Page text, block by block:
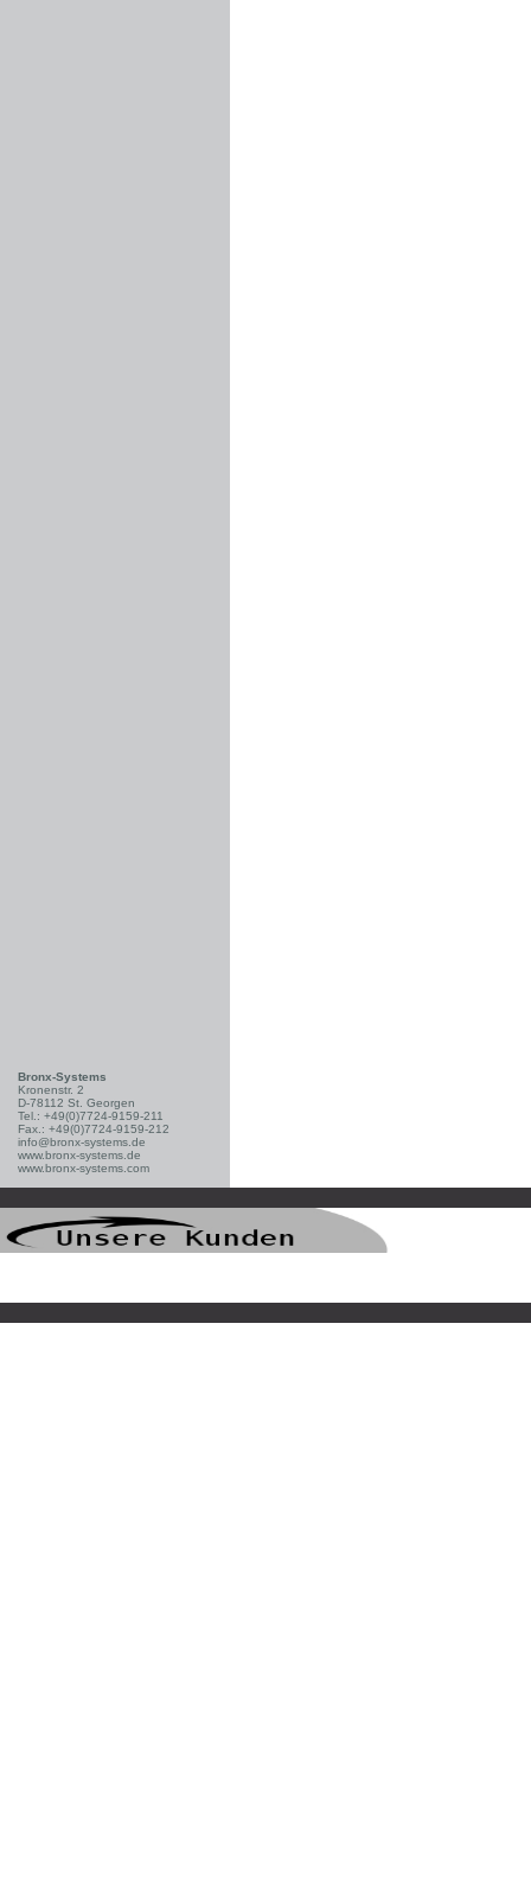
Bronx-Systems
Kronenstr. 2
D-78112 St. Georgen
Tel.: +49(0)7724-9159-211
Fax.: +49(0)7724-9159-212
info@bronx-systems.de
www.bronx-systems.de
www.bronx-systems.com